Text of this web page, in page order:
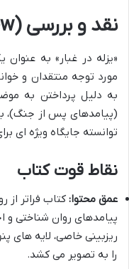
نقد و بررسی (Critique and Review)
«یزله در غبار» به عنوان
مورد توجه منتقدان و
به دلیل پرداختن به
(پیامدهای پس از جنگ)،
توانسته جایگاه ویژه ای
نقاط قوت کتاب
عمق محتوا: کتاب فراتر
پیامدهای روان شناختی و
ریزبینی خاصی، لایه های
را به تصویر می کشد.